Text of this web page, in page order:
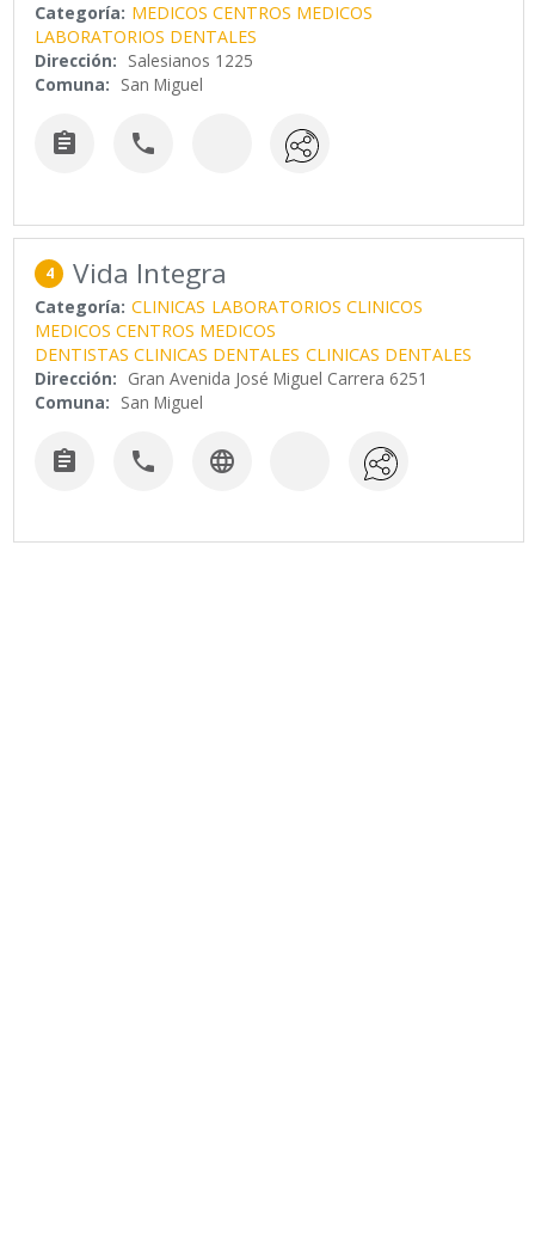
Categoría: MEDICOS CENTROS MEDICOS
LABORATORIOS DENTALES
Dirección: Salesianos 1225
Comuna: San Miguel
 
4 Vida Integra
Categoría: CLINICAS LABORATORIOS CLINICOS
MEDICOS CENTROS MEDICOS
DENTISTAS CLINICAS DENTALES CLINICAS DENTALES
Dirección: Gran Avenida José Miguel Carrera 6251
Comuna: San Miguel
  